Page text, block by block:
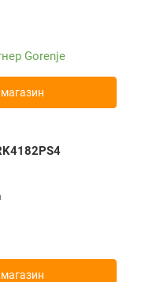
Gorenje